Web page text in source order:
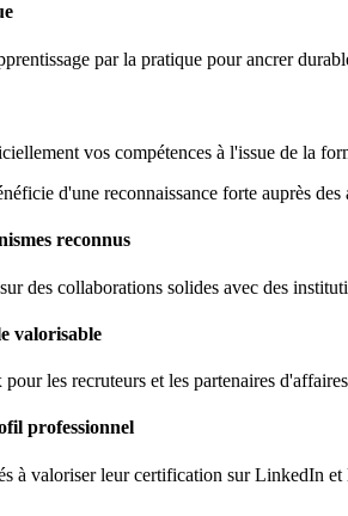
par la pratique pour ancrer
vos compétences à l'issue de la
d'une reconnaissance forte auprès
reconnus
des collaborations solides avec des
valorisable
les recruteurs et les partenaires
professionnel
à valoriser leur certification sur LinkedIn